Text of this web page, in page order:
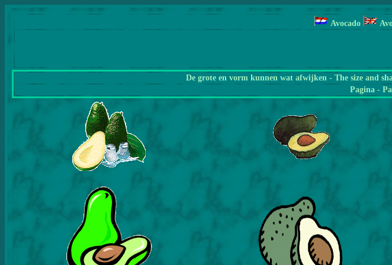
Avocado
De grote en vorm kunnen wat afwijken - The size and
Pagina -